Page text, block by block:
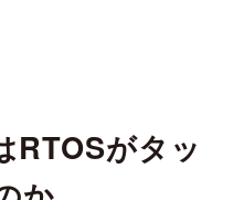
RTOSがタッ